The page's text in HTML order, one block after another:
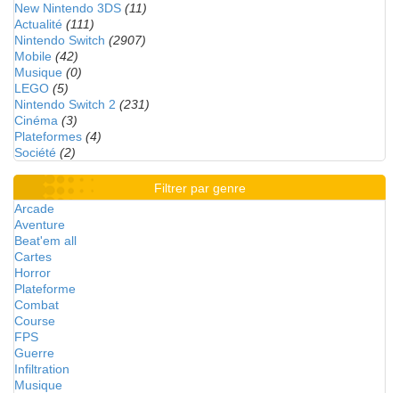
New Nintendo 3DS (11)
Actualité (111)
Nintendo Switch (2907)
Mobile (42)
Musique (0)
LEGO (5)
Nintendo Switch 2 (231)
Cinéma (3)
Plateformes (4)
Société (2)
Filtrer par genre
Arcade
Aventure
Beat'em all
Cartes
Horror
Plateforme
Combat
Course
FPS
Guerre
Infiltration
Musique